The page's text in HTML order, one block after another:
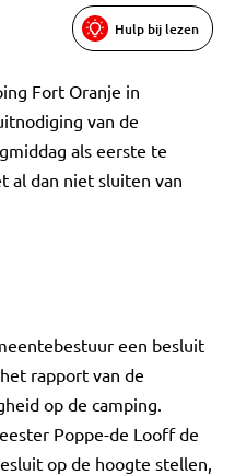
Hulp bij lezen
Fort Oranje in
van de
als eerste te
al dan niet sluiten van
een besluit
rapport van de
op de camping.
Poppe-de Looff de
op de hoogte stellen,